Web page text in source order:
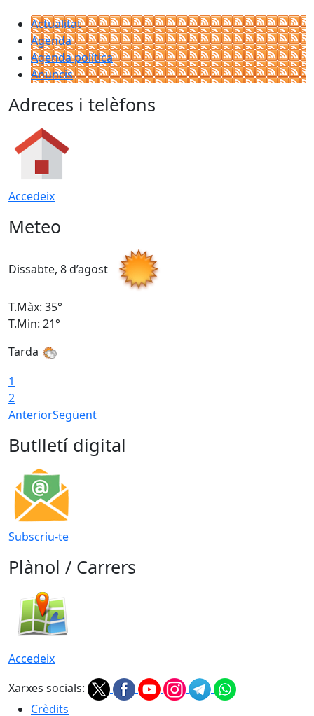
Actualitat
Agenda
Agenda política
Anuncis
Adreces i telèfons
Accedeix
Meteo
Dissabte, 8 d’agost
T.Màx: 35°
T.Min: 21°
Tarda
1
2
AnteriorSegüent
Butlletí digital
Subscriu-te
Plànol / Carrers
Accedeix
Xarxes socials:
Crèdits